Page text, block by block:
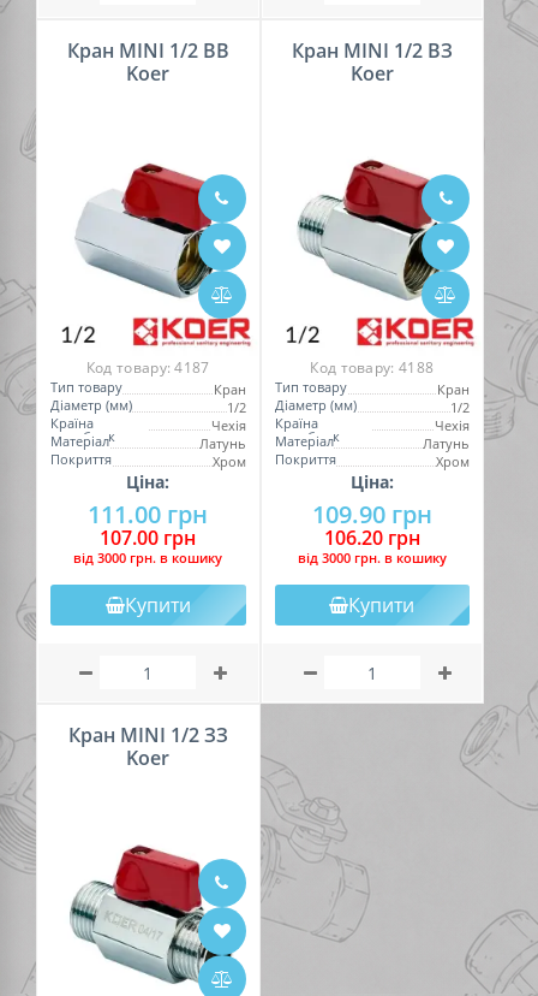
Кран MINI 1/2 ВВ
Koer
Код товару:4187
Тип товару
Кран
Діаметр (мм)
1/2
Країна
виробник
Чехія
Матеріал
Латунь
Покриття
Хром
Ціна:
111.00 грн
107.00 грн
вiд 3000 грн. в кошику
Купити
Кран MINI 1/2 ВЗ
Koer
Код товару: 4188
Тип товару
Кран
Діаметр (мм)
1/2
Країна
виробник
Чехія
Матеріал
Латунь
Покриття
Хром
Ціна:
109.90 грн
106.20 грн
вiд 3000 грн. в кошику
Купити
Кран MINI 1/2 ЗЗ
Koer